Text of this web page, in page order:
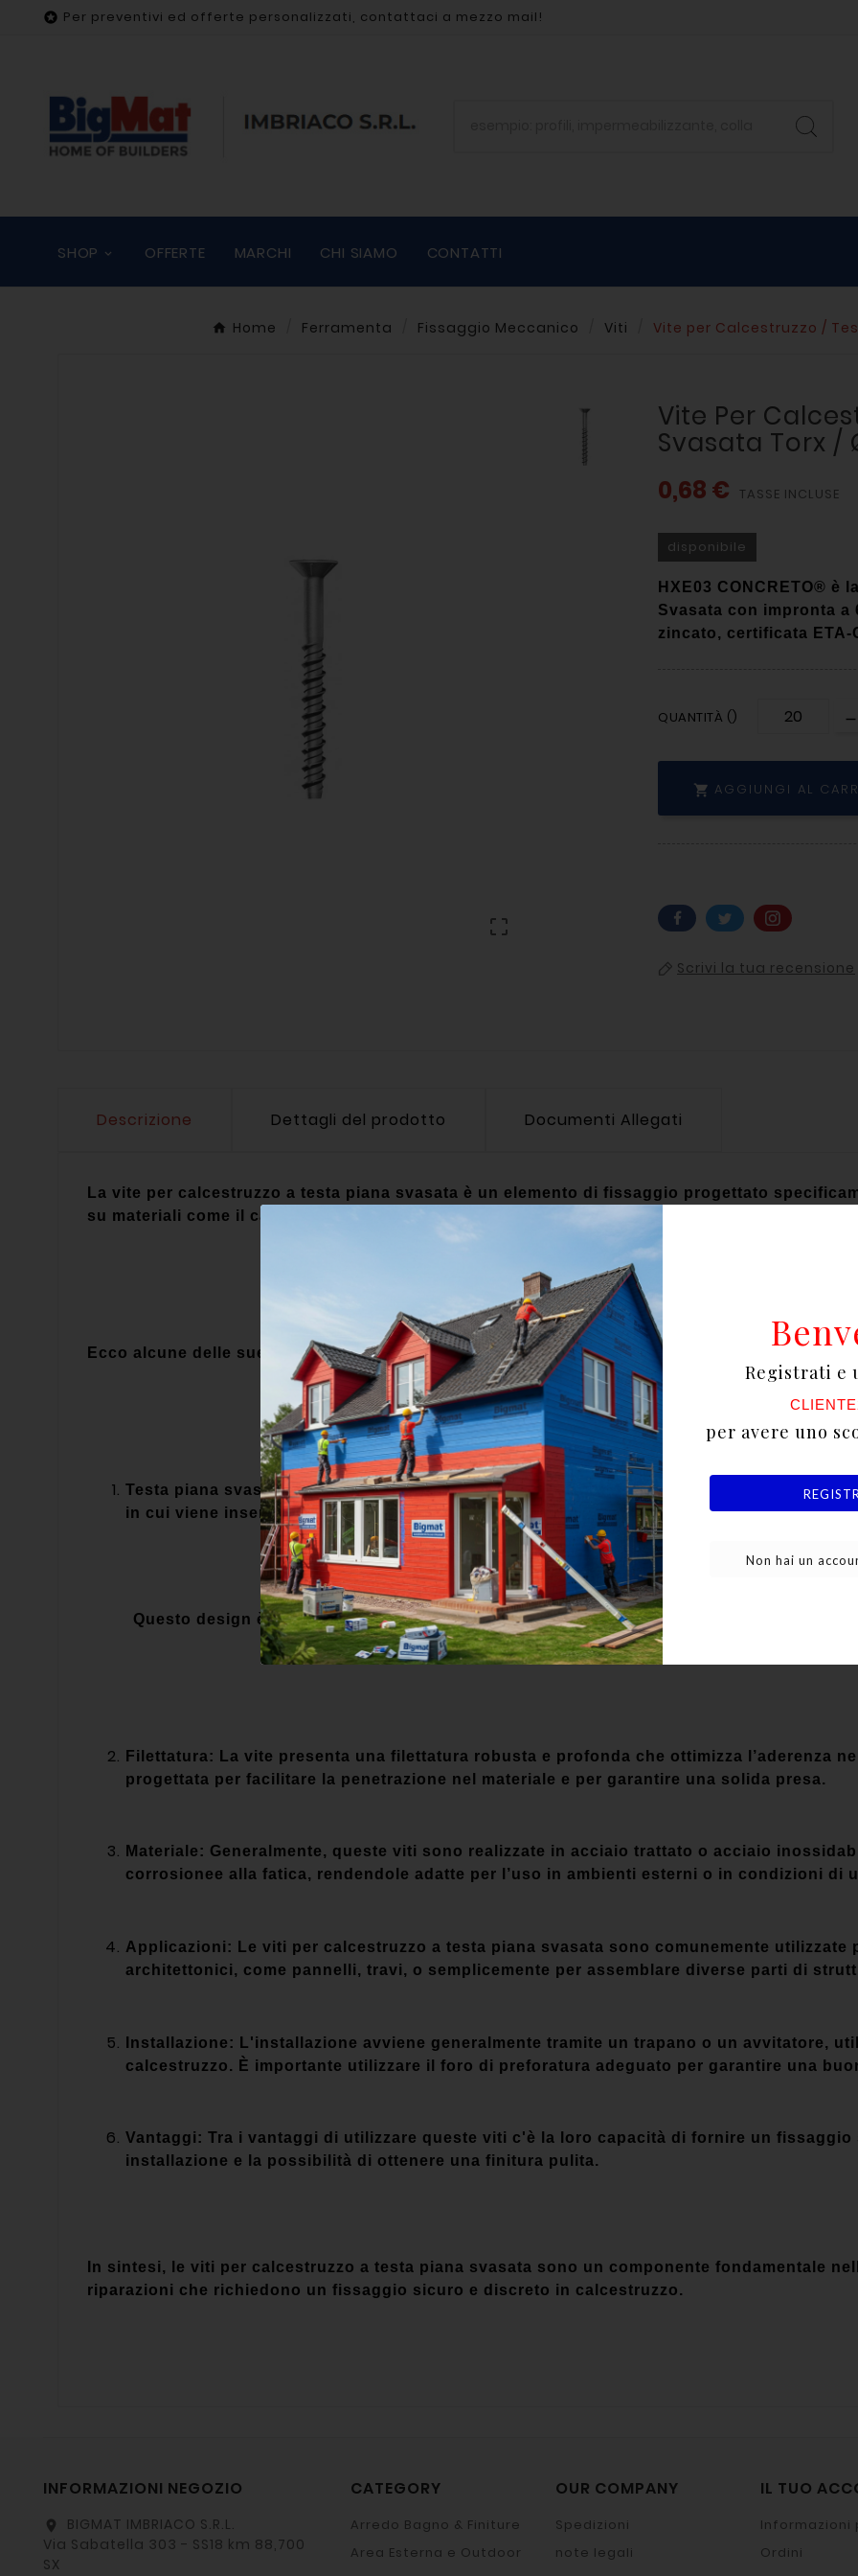
 Per preventivi ed offerte personalizzati, contattaci a mezzo mail!
SHOP OFFERTE MARCHI CHI SIAMO CONTATTI
Home Ferramenta Fissaggio Meccanico Viti Vite per Calcestruzzo /

Vite Per
Svasata Torx /
0,68 € TASSE INCLUSE
disponibile
HXE03 CONCRETO® è
Svasata con impronta
zincato, certificata ETA-
QUANTITÀ ()
 AGGIUNGI AL
Scrivi la tua recensione
Descrizione Dettagli del prodotto Documenti Allegati
La vite per calcestruzzo a testa piana svasata è un elemento di fissaggio progettato
su materiali come il calcestruzzo.
Ecco alcune delle sue caratteristiche principali:
Testa piana svasata: La testa della vite ha una forma svasata, il che permette
in cui viene inserita.
Questo design è utile per garantire una finitura estetica e per evitare sporgenze.
Filettatura: La vite presenta una filettatura robusta e profonda che ottimizza l’aderenza
progettata per facilitare la penetrazione nel materiale e per garantire una solida presa.
Materiale: Generalmente, queste viti sono realizzate in acciaio trattato o acciaio
corrosionee alla fatica, rendendole adatte per l’uso in ambienti esterni o in condizioni di
Applicazioni: Le viti per calcestruzzo a testa piana svasata sono comunemente utilizzate
architettonici, come pannelli, travi, o semplicemente per assemblare diverse parti di
Installazione: L'installazione avviene generalmente tramite un trapano o un avvitatore,
calcestruzzo. È importante utilizzare il foro di preforatura adeguato per garantire una
Vantaggi: Tra i vantaggi di utilizzare queste viti c'è la loro capacità di fornire un
installazione e la possibilità di ottenere una finitura pulita.
In sintesi, le viti per calcestruzzo a testa piana svasata sono un componente fondamentale
riparazioni che richiedono un fissaggio sicuro e discreto in calcestruzzo.
INFORMAZIONI NEGOZIO
location_on
BIGMAT IMBRIACO S.R.L.
Via Sabatella 303 - SS18 km 88,700
SX
CATEGORY
Arredo Bagno & Finiture
Area Esterna e Outdoor
OUR COMPANY
Spedizioni
note legali
IL TUO
Informazioni
Ordini
Non hai un
Registrati e
per avere uno